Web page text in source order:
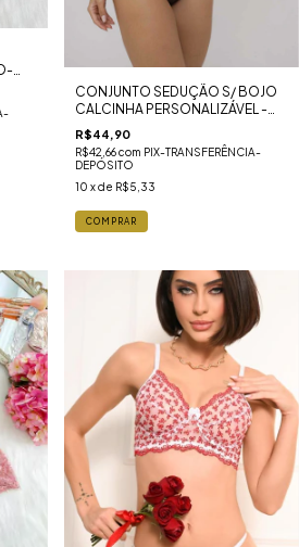
CONJUNTO SEDUÇÃO S/ BOJO
CALCINHA PERSONALIZÁVEL -
PRETO
R$44,90
R$42,66com PIX-TRANSFERÊNCIA-
DEPÓSITO
10 x de R$5,33
COMPRAR